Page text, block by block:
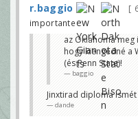
r.baggio
importante
az Oklahoma meg
hogy kiengedné a
(és Penn State)!
baggio
Jinxtirad diploma ismét
dande